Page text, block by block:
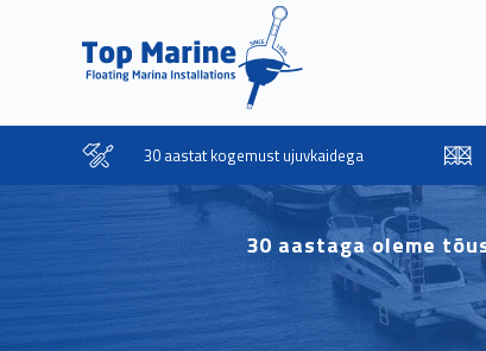
30 aastat kogemust ujuvkaidega
30 aastaga oleme